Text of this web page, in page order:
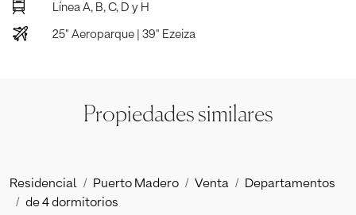
Línea A, B, C, D y H
25" Aeroparque | 39" Ezeiza
Propiedades similares
Residencial Puerto Madero Venta
Departamentos
de 4 dormitorios